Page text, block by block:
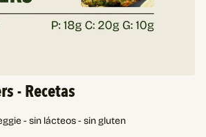
- Recetas
- sin lácteos - sin gluten